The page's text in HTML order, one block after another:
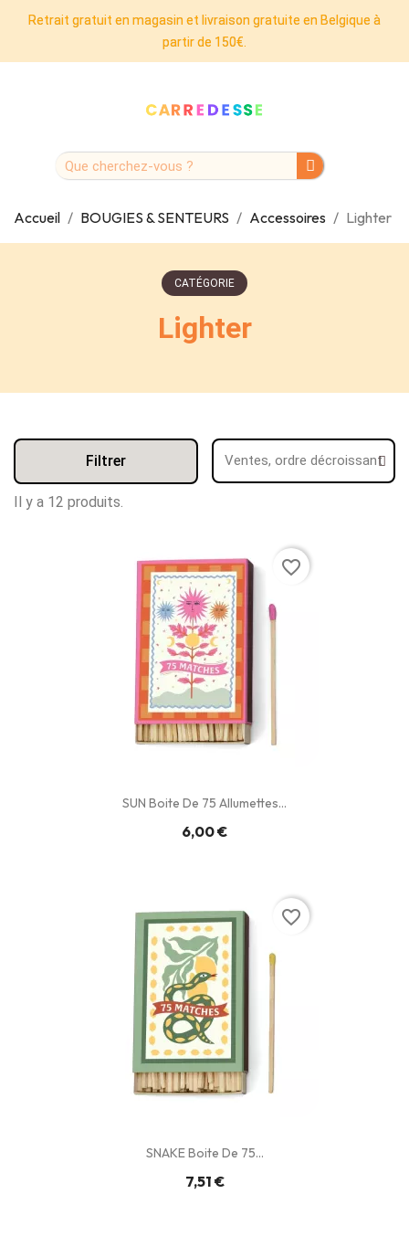
Retrait gratuit en magasin et livraison gratuite en Belgique à
partir de 150€.
Accueil BOUGIES & SENTEURS Accessoires Lighter
CATÉGORIE
Lighter
Il y a 12 produits.
Filtrer
SUN Boite De 75 Allumettes...
6,00 €
favorite_border
SNAKE Boite De 75...
7,51 €
favorite_border